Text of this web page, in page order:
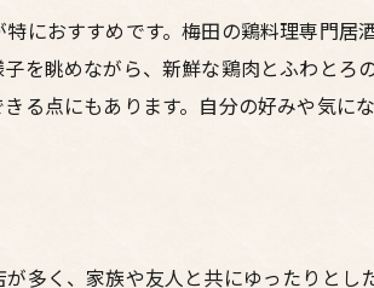
におすすめです。梅田の鶏料理専門
を眺めながら、新鮮な鶏肉とふわと
る点にもあります。自分の好みや気
多く、家族や友人と共にゆったりと